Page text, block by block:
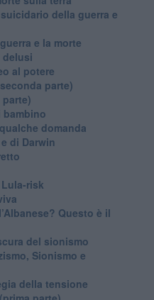
della guerra e
e la morte
delusi
al potere
parte)
bambino
domanda
di Darwin
risk
Questo è il
del sionismo
Sionismo e
della tensione